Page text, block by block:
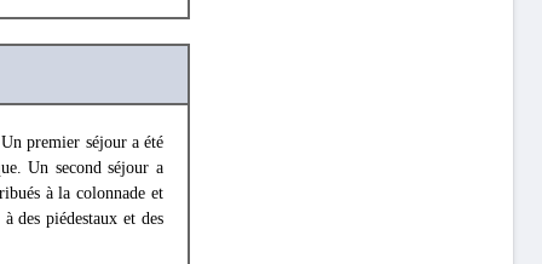
premier séjour a été
Un second séjour a
à la colonnade et
des piédestaux et des